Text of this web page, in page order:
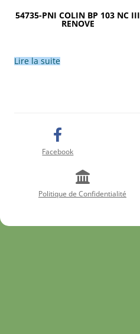
54735-PNI COLIN BP 103 NC III
RENOVE
Lire la suite
Facebook
Politique de Confidentialité